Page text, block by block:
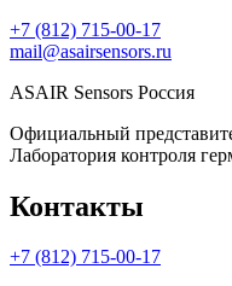
+7 (812) 715-00-17
mail@asairsensors.ru
ASAIR Sensors Россия
Официальный
Лаборатория контроля
Контакты
+7 (812) 715-00-17